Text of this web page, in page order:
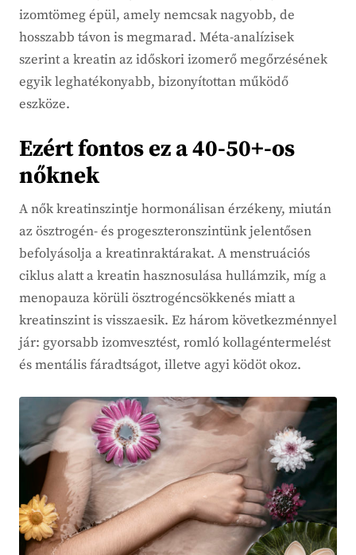
izomtömeg épül, amely nemcsak nagyobb, de
hosszabb távon is megmarad. Méta-analízisek
szerint a kreatin az időskori izomerő megőrzésének
egyik leghatékonyabb, bizonyítottan működő
eszköze.
Ezért fontos ez a 40-50+-os
nőknek
A nők kreatinszintje hormonálisan érzékeny, miután
az ösztrogén- és progeszteronszintünk jelentősen
befolyásolja a kreatinraktárakat. A menstruációs
ciklus alatt a kreatin hasznosulása hullámzik, míg a
menopauza körüli ösztrogéncsökkenés miatt a
kreatinszint is visszaesik. Ez három következménnyel
jár: gyorsabb izomvesztést, romló kollagéntermelést
és mentális fáradtságot, illetve agyi ködöt okoz.